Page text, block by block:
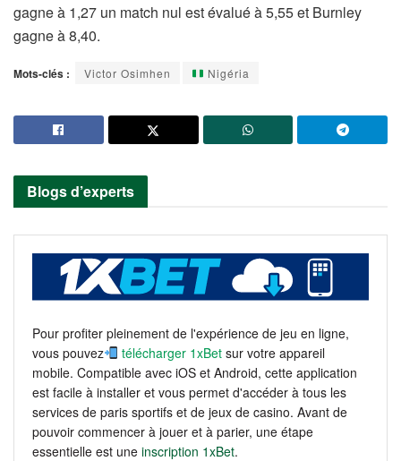
gagne à 1,27 un match nul est évalué à 5,55 et Burnley
gagne à 8,40.
Mots-clés : Victor Osimhen Nigéria
Blogs d’experts
Pour profiter pleinement de l'expérience de jeu en ligne,
vous pouvez
télécharger 1xBet sur votre appareil
mobile. Compatible avec iOS et Android, cette application
est facile à installer et vous permet d'accéder à tous les
services de paris sportifs et de jeux de casino. Avant de
pouvoir commencer à jouer et à parier, une étape
essentielle est une inscription 1xBet.